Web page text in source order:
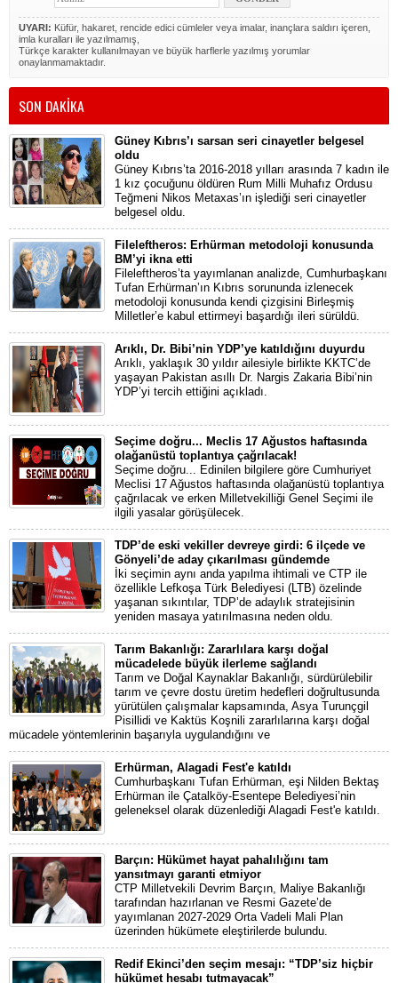
UYARI: Küfür, hakaret, rencide edici cümleler veya imalar, inançlara saldırı içeren,
imla kuralları ile yazılmamış,
Türkçe karakter kullanılmayan ve büyük harflerle yazılmış yorumlar
onaylanmamaktadır.
SON DAKİKA
Güney Kıbrıs’ı sarsan seri cinayetler belgesel
oldu
Güney Kıbrıs’ta 2016-2018 yılları arasında 7 kadın ile
1 kız çocuğunu öldüren Rum Milli Muhafız Ordusu
Teğmeni Nikos Metaxas’ın işlediği seri cinayetler
belgesel oldu.
Fileleftheros: Erhürman metodoloji konusunda
BM’yi ikna etti
Fileleftheros’ta yayımlanan analizde, Cumhurbaşkanı
Tufan Erhürman’ın Kıbrıs sorununda izlenecek
metodoloji konusunda kendi çizgisini Birleşmiş
Milletler’e kabul ettirmeyi başardığı ileri sürüldü.
Arıklı, Dr. Bibi’nin YDP’ye katıldığını duyurdu
Arıklı, yaklaşık 30 yıldır ailesiyle birlikte KKTC’de
yaşayan Pakistan asıllı Dr. Nargis Zakaria Bibi’nin
YDP’yi tercih ettiğini açıkladı.
Seçime doğru... Meclis 17 Ağustos haftasında
olağanüstü toplantıya çağrılacak!
Seçime doğru... Edinilen bilgilere göre Cumhuriyet
Meclisi 17 Ağustos haftasında olağanüstü toplantıya
çağrılacak ve erken Milletvekilliği Genel Seçimi ile
ilgili yasalar görüşülecek.
TDP’de eski vekiller devreye girdi: 6 ilçede ve
Gönyeli’de aday çıkarılması gündemde
İki seçimin aynı anda yapılma ihtimali ve CTP ile
özellikle Lefkoşa Türk Belediyesi (LTB) özelinde
yaşanan sıkıntılar, TDP’de adaylık stratejisinin
yeniden masaya yatırılmasına neden oldu.
Tarım Bakanlığı: Zararlılara karşı doğal
mücadelede büyük ilerleme sağlandı
Tarım ve Doğal Kaynaklar Bakanlığı, sürdürülebilir
tarım ve çevre dostu üretim hedefleri doğrultusunda
yürütülen çalışmalar kapsamında, Asya Turunçgil
Pisillidi ve Kaktüs Koşnili zararlılarına karşı doğal
mücadele yöntemlerinin başarıyla uygulandığını ve
Erhürman, Alagadi Fest'e katıldı
Cumhurbaşkanı Tufan Erhürman, eşi Nilden Bektaş
Erhürman ile Çatalköy-Esentepe Belediyesi’nin
geleneksel olarak düzenlediği Alagadi Fest'e katıldı.
Barçın: Hükümet hayat pahalılığını tam
yansıtmayı garanti etmiyor
CTP Milletvekili Devrim Barçın, Maliye Bakanlığı
tarafından hazırlanan ve Resmi Gazete’de
yayımlanan 2027-2029 Orta Vadeli Mali Plan
üzerinden hükümete eleştirilerde bulundu.
Redif Ekinci’den seçim mesajı: “TDP’siz hiçbir
hükümet hesabı tutmayacak”